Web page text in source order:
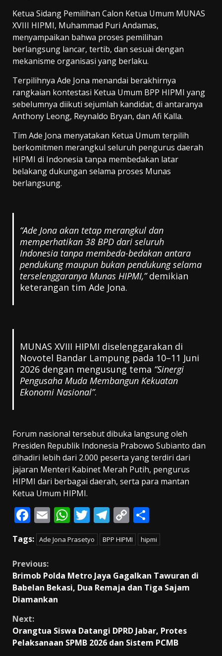
Ketua Sidang Pemilihan Calon Ketua Umum MUNAS
XVIII HIPMI, Muhammad Puri Andamas,
menyampaikan bahwa proses pemilihan
berlangsung lancar, tertib, dan sesuai dengan
mekanisme organisasi yang berlaku.
Terpilihnya Ade Jona menandai berakhirnya
rangkaian kontestasi Ketua Umum BPP HIPMI yang
sebelumnya diikuti sejumlah kandidat, di antaranya
Anthony Leong, Reynaldo Bryan, dan Afi Kalla.
Tim Ade Jona menyatakan Ketua Umum terpilih
berkomitmen merangkul seluruh pengurus daerah
HIPMI di Indonesia tanpa membedakan latar
belakang dukungan selama proses Munas
berlangsung.
“Ade Jona akan tetap merangkul dan
memperhatikan 38 BPD dari seluruh
Indonesia tanpa membeda-bedakan antara
pendukung maupun bukan pendukung selama
terselenggaranya Munas HIPMI,”demikian
keterangan tim Ade Jona.
MUNAS XVIII HIPMI diselenggarakan di
Novotel Bandar Lampung pada 10–11 Juni
2026 dengan mengusung tema “Sinergi
Pengusaha Muda Membangun Kekuatan
Ekonomi Nasional”.
Forum nasional tersebut dibuka langsung oleh
Presiden Republik Indonesia Prabowo Subianto dan
dihadiri lebih dari 2.000 peserta yang terdiri dari
jajaran Menteri Kabinet Merah Putih, pengurus
HIPMI dari berbagai daerah, serta para mantan
Ketua Umum HIPMI.
F
ac
e
b
o
o
E
m
ai
W
h
at
A
p
T
w
itt
T
el
e
a
m
C
o
p
Li
n
h
ar
Tags: Ade Jona Prasetyo BPP HIPMI hipmi
Continue
Reading
Previous:
Brimob Polda Metro Jaya Gagalkan Tawuran di
Babelan Bekasi, Dua Remaja dan Tiga Sajam
Diamankan
Next:
Orangtua Siswa Datangi DPRD Jabar, Protes
Pelaksanaan SPMB 2026 dan Sistem PCMB